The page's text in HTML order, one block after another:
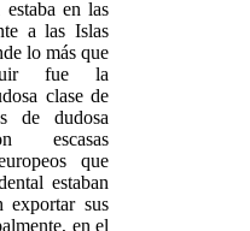
en las
a las Islas
lo más que
fue la
clase de
de dudosa
escasas
que
estaban
exportar sus
en el